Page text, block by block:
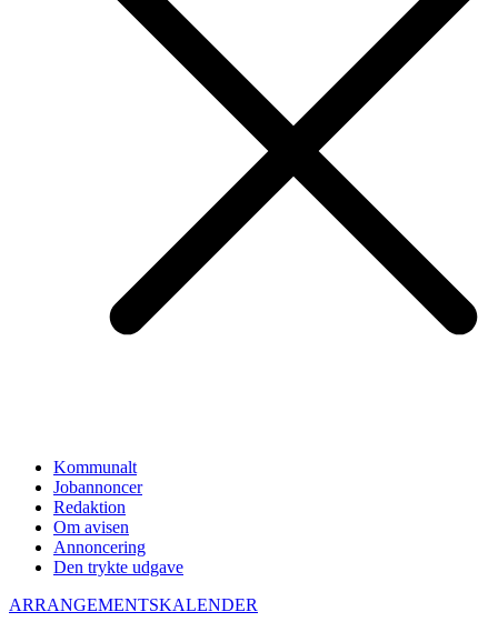
Kommunalt
Jobannoncer
Redaktion
Om avisen
Annoncering
Den trykte udgave
ARRANGEMENTSKALENDER